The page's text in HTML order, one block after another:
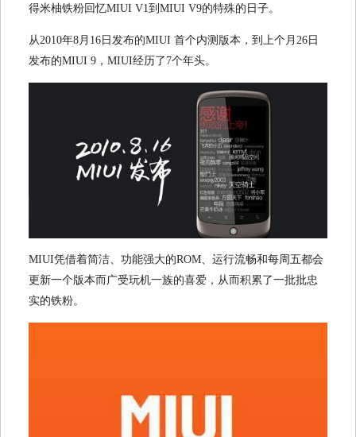
得米柚铁粉回忆MIUI V1到 MIUI V9的特殊的日子。
从2010年8月 16 日发布的MIUI 首个内测版本，到上个月 26 日
发布的MIUI 9 ， MIUI经历了 7个年头。
MIUI凭借着简洁、功能强大的ROM 、运行流畅和每周五都会
更新一个版本而广受玩机一族的喜爱，从而积累了一批批忠
实的铁粉。